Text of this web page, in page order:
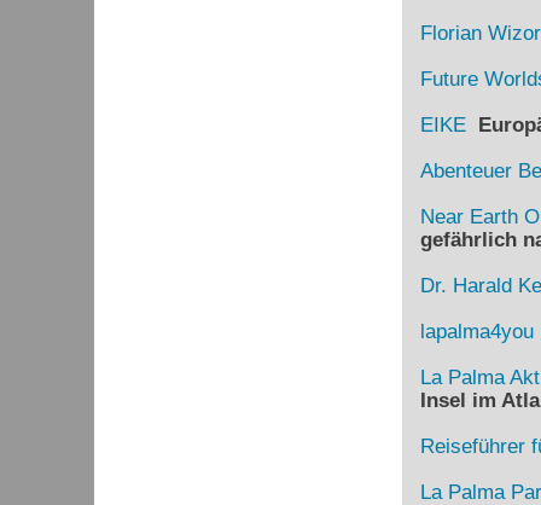
Florian
Future
EIKE
Abenteuer
Near Earth
gefährlich
Dr. Harald
lapalma4you
La Palma
Insel im
Reiseführer
La Palma